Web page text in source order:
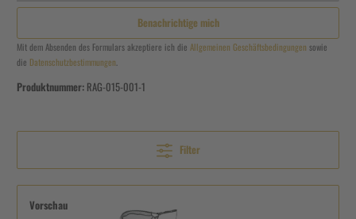
Benachrichtige mich
Mit dem Absenden des Formulars akzeptiere ich die Allgemeinen Geschäftsbedingungen sowie
die Datenschutzbestimmungen
Produktnummer: RAG-015-001-1
Filter
Vorschau